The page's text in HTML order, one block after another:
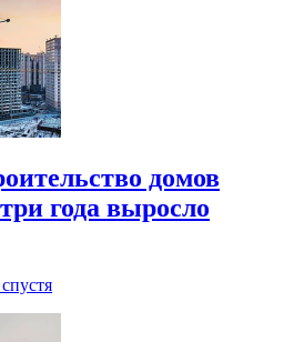
домов
года выросло